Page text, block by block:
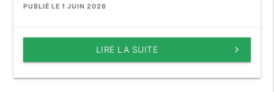
PUBLIÉ LE 1 JUIN 2026
keyboard_arrow_right
LIRE LA SUITE